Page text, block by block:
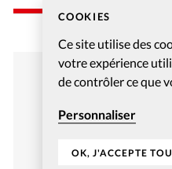
COOKIES
Ce site utilise des
votre expérience
de contrôler ce que
Personnaliser
OK, J'ACCEPTE